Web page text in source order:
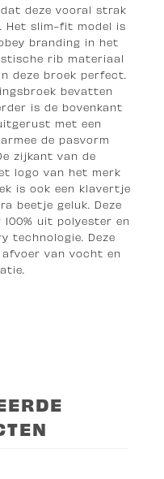
deze vooral strak
Het slim-fit model is
branding in het
rib materiaal
deze broek perfect.
bevatten
is de bovenkant
met een
de pasvorm
zijkant van de
logo van het merk
is ook een klavertje
beetje geluk. Deze
uit polyester en
technologie. Deze
van vocht en